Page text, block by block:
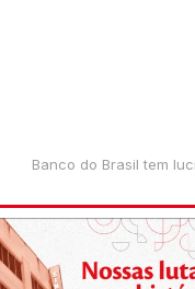
Banco do Brasil tem